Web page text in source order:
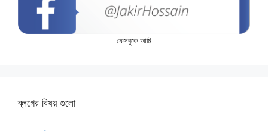
ফেসবুকে আমি
ব্লগের বিষয় গুলো